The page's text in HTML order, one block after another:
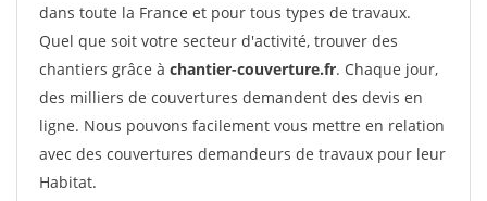
dans toute la France et pour tous types de travaux.
Quel que soit votre secteur d'activité, trouver des
chantiers grâce à chantier-couverture.fr. Chaque jour,
des milliers de couvertures demandent des devis en
ligne. Nous pouvons facilement vous mettre en relation
avec des couvertures demandeurs de travaux pour leur
Habitat.